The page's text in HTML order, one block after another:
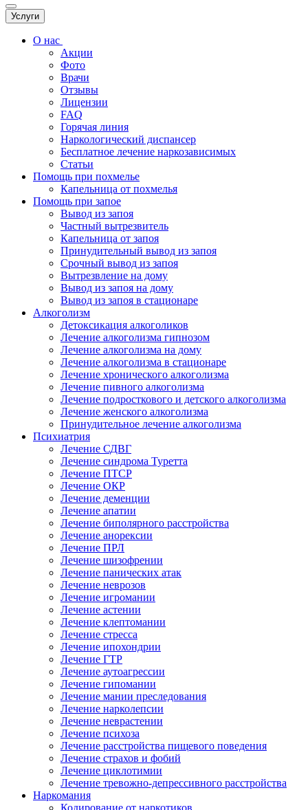
Услуги
О нас
Акции
Фото
Врачи
Отзывы
Лицензии
FAQ
Горячая линия
Наркологический диспансер
Бесплатное лечение наркозависимых
Статьи
Помощь при похмелье
Капельница от похмелья
Помощь при запое
Вывод из запоя
Частный вытрезвитель
Капельница от запоя
Принудительный вывод из запоя
Срочный вывод из запоя
Вытрезвление на дому
Вывод из запоя на дому
Вывод из запоя в стационаре
Алкоголизм
Детоксикация алкоголиков
Лечение алкоголизма гипнозом
Лечение алкоголизма на дому
Лечение алкоголизма в стационаре
Лечение хронического алкоголизма
Лечение пивного алкоголизма
Лечение подросткового и детского алкоголизма
Лечение женского алкоголизма
Принудительное лечение алкоголизма
Психиатрия
Лечение СДВГ
Лечение синдрома Туретта
Лечение ПТСР
Лечение ОКР
Лечение деменции
Лечение апатии
Лечение биполярного расстройства
Лечение анорексии
Лечение ПРЛ
Лечение шизофрении
Лечение панических атак
Лечение неврозов
Лечение игромании
Лечение астении
Лечение клептомании
Лечение стресса
Лечение ипохондрии
Лечение ГТР
Лечение аутоагрессии
Лечение гипомании
Лечение мании преследования
Лечение нарколепсии
Лечение неврастении
Лечение психоза
Лечение расстройства пищевого поведения
Лечение страхов и фобий
Лечение циклотимии
Лечение тревожно-депрессивного расстройства
Наркомания
Кодирование от наркотиков